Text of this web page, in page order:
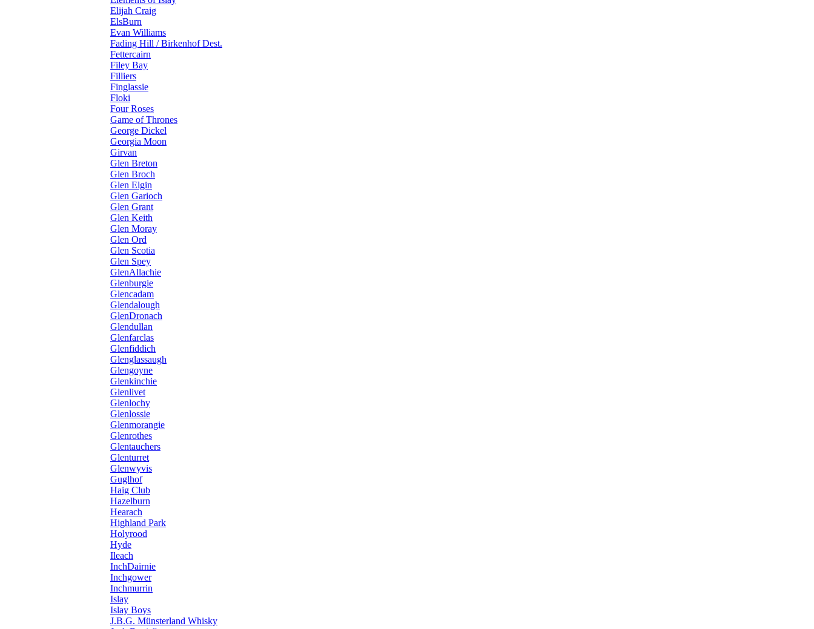
Elijah Craig
ElsBurn
Evan Williams
Fading Hill / Birkenhof Dest.
Fettercairn
Filey Bay
Filliers
Finglassie
Floki
Four Roses
Game of Thrones
George Dickel
Georgia Moon
Girvan
Glen Breton
Glen Broch
Glen Elgin
Glen Garioch
Glen Grant
Glen Keith
Glen Moray
Glen Ord
Glen Scotia
Glen Spey
GlenAllachie
Glenburgie
Glencadam
Glendalough
GlenDronach
Glendullan
Glenfarclas
Glenfiddich
Glenglassaugh
Glengoyne
Glenkinchie
Glenlivet
Glenlochy
Glenlossie
Glenmorangie
Glenrothes
Glentauchers
Glenturret
Glenwyvis
Guglhof
Haig Club
Hazelburn
Hearach
Highland Park
Holyrood
Hyde
Ileach
InchDairnie
Inchgower
Inchmurrin
Islay
Islay Boys
J.B.G. Münsterland Whisky